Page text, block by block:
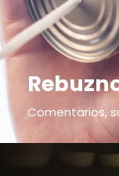
Comentarios,